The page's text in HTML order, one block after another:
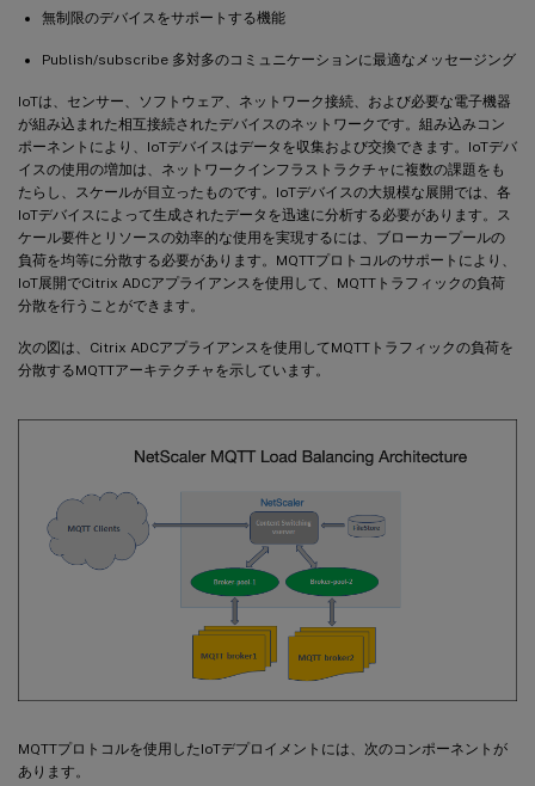
無制限のデバイスをサポートする機能
Publish/subscribe 多対多のコミュニケーションに最適なメッセージング
IoTは、センサー、ソフトウェア、ネットワーク接続、および必要な電子機器
が組み込まれた相互接続されたデバイスのネットワークです。組み込みコン
ポーネントにより、IoTデバイスはデータを収集および交換できます。IoTデバ
イスの使用の増加は、ネットワークインフラストラクチャに複数の課題をも
たらし、スケールが目立ったものです。IoTデバイスの大規模な展開では、各
IoTデバイスによって生成されたデータを迅速に分析する必要があります。ス
ケール要件とリソースの効率的な使用を実現するには、ブローカープールの
負荷を均等に分散する必要があります。MQTTプロトコルのサポートにより、
IoT展開でCitrix ADCアプライアンスを使用して、MQTTトラフィックの負荷
分散を行うことができます。
次の図は、Citrix ADCアプライアンスを使用してMQTTトラフィックの負荷を
分散するMQTTアーキテクチャを示しています。
MQTTプロトコルを使用したIoTデプロイメントには、次のコンポーネントが
あります。